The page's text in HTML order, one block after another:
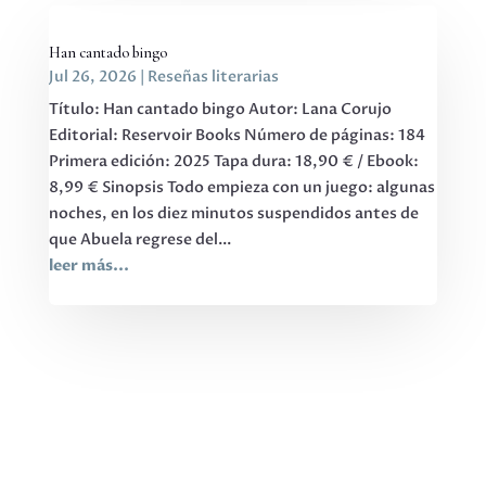
Han cantado bingo
Jul 26, 2026
Reseñas literarias
Título: Han cantado bingo Autor: Lana Corujo
Editorial: Reservoir Books Número de páginas: 184
Primera edición: 2025 Tapa dura: 18,90 € / Ebook:
8,99 € Sinopsis Todo empieza con un juego: algunas
noches, en los diez minutos suspendidos antes de
que Abuela regrese del...
leer más...